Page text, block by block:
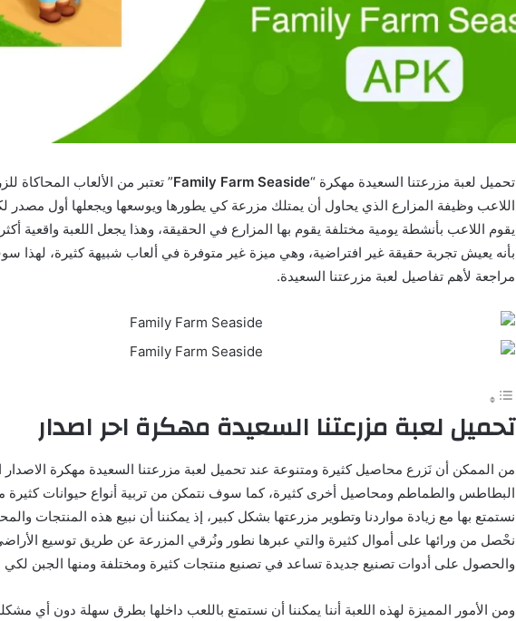
تحميل لعبة مزرعتنا السعيدة مهكرة “Family Farm Seaside” تعتبر من الألعاب المحاكاة
اللاعب وظيفة المزارع الذي يحاول أن يمتلك مزرعة كي يطورها ويوسعها ويجعلها أول مصدر
يقوم اللاعب بأنشطة يومية مختلفة يقوم بها المزارع في الحقيقة، وهذا يجعل اللعبة واقعية
بأنه يعيش تجربة حقيقة غير افتراضية، وهي ميزة غير متوفرة في ألعاب شبيهة كثيرة، لهذا
مراجعة لأهم تفاصيل لعبة مزرعتنا السعيدة.
تحميل لعبة مزرعتنا السعيدة مهكرة احر اصدار
من الممكن أن نَزرع محاصيل كثيرة ومتنوعة عند تحميل لعبة مزرعتنا السعيدة مهكرة الاصدار
البطاطس والطماطم ومحاصيل أخرى كثيرة، كما سوف نتمكن من تربية أنواع حيوانات كثيرة
نستمتع بها مع زيادة مواردنا وتطوير مزرعتها بشكل كبير، إذ يمكننا أن نبيع هذه المنتجات
نحْصل من ورائها على أموال كثيرة والتي عبرها نطور ونُرقي المزرعة عن طريق توسيع
والحصول على أدوات تصنيع جديدة تساعد في تصنيع منتجات كثيرة ومختلفة ومنها الجبن لكي
ومن الأمور المميزة لهذه اللعبة أننا يمكننا أن نستمتع باللعب داخلها بطرق سهلة دون أي